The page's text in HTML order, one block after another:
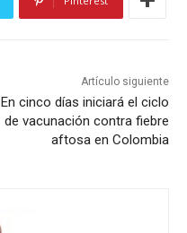
Artículo siguiente
En cinco días iniciará el ciclo
de vacunación contra fiebre
aftosa en Colombia